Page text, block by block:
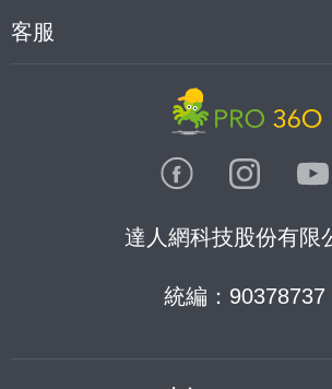
客服
達人網科技股份有限
統編：90378737